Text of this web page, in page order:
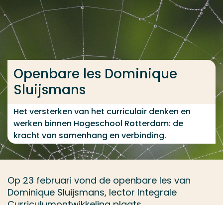
Ga direct naar de content
... > Openbare les Dominique Sluijsmans
Openbare les Dominique
Sluijsmans
Het versterken van het curriculair denken en
werken binnen Hogeschool Rotterdam: de
kracht van samenhang en verbinding.
Op 23 februari vond de openbare les van
Dominique Sluijsmans, lector Integrale
Veel gezocht
Opleiding
Contact